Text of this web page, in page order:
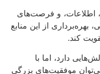
اطلاعات، و فرصت‌های
بهره‌برداری از این منابع
کند.
دارد، اما با
موفقیت‌های بزرگی